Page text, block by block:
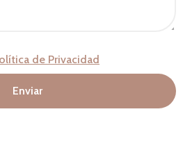
de Privacidad
Enviar